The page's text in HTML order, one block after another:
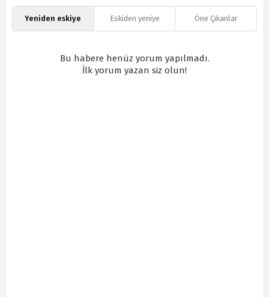
Yeniden eskiye Eskiden yeniye Öne Çıkanlar
Bu habere henüz yorum yapılmadı.
İlk yorum yazan siz olun!